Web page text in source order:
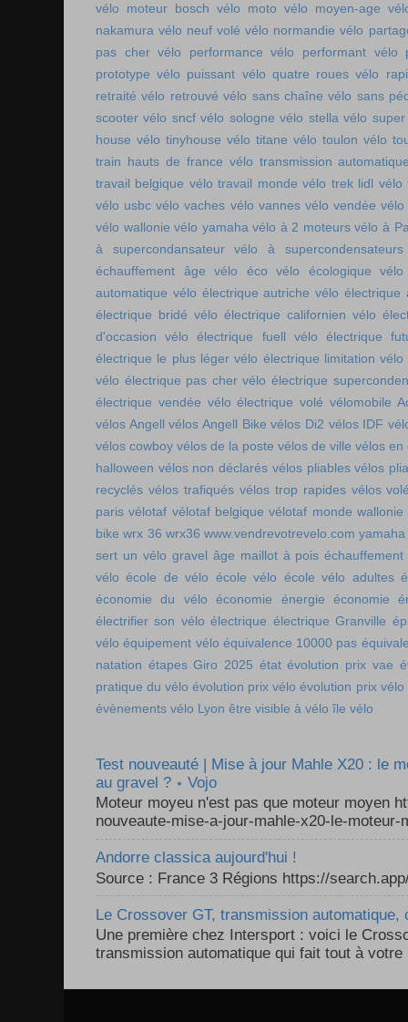
vélo moteur bosch vélo moto vélo moyen-age
nakamura vélo neuf volé vélo normandie vélo
pas cher vélo performance vélo performant vélo
prototype vélo puissant vélo quatre roues vélo
retraité vélo retrouvé vélo sans chaîne vélo sans
scooter vélo sncf vélo sologne vélo stella vélo
house vélo tinyhouse vélo titane vélo toulon vélo
train hauts de france vélo transmission
travail belgique vélo travail monde vélo trek lidl vélo
vélo usbc vélo vaches vélo vannes vélo vendée vélo
vélo wallonie vélo yamaha vélo à 2 moteurs vélo à
à supercondansateur
vélo à supercondensateurs
échauffement âge
vélo éco vélo écologique
automatique vélo électrique autriche vélo électrique
électrique bridé vélo électrique californien vélo
d'occasion
vélo électrique fuell
vélo électrique
électrique le plus léger vélo électrique limitation vélo
vélo électrique pas cher vélo électrique
électrique vendée vélo électrique volé vélomobile
vélos Angell vélos Angell Bike vélos Di2 vélos IDF
vélos cowboy vélos de la poste vélos de ville vélos en
halloween vélos non déclarés vélos pliables vélos
recyclés vélos trafiqués vélos trop rapides vélos
paris vélotaf vélotaf belgique vélotaf monde wallonie
bike wrx 36 wrx36 www.vendrevotrevelo.com
sert un vélo gravel âge maillot à pois
vélo école de vélo école vélo école vélo adultes
économie du vélo
économie énergie
économie
électrifier son vélo électrique électrique Granville
vélo équipement vélo équivalence 10000 pas
natation étapes Giro 2025 état évolution prix vae
pratique du vélo évolution prix vélo évolution prix
évènements vélo Lyon être visible à vélo île vélo
Test nouveauté | Mise à jour Mahle X20 : le
au gravel ? ⋆ Vojo
Moteur moyeu n'est pas que moteur moyen
nouveaute-mise-a-jour-mahle-x20-le-
Andorre classica aujourd'hui !
Source : France 3 Régions https://
Le Crossover GT, transmission automatique,
Une première chez Intersport : voici le
transmission automatique qui fait tout à